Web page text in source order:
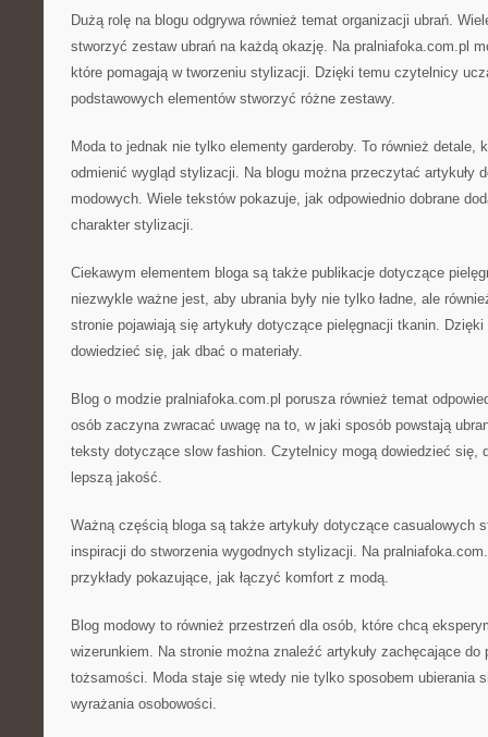
Dużą rolę na blogu odgrywa również temat organizacji ubrań.
stworzyć zestaw ubrań na każdą okazję. Na pralniafoka.com.pl
które pomagają w tworzeniu stylizacji. Dzięki temu czytelnicy
podstawowych elementów stworzyć różne zestawy.
Moda to jednak nie tylko elementy garderoby. To również detale,
odmienić wygląd stylizacji. Na blogu można przeczytać artykuły
modowych. Wiele tekstów pokazuje, jak odpowiednio dobrane
charakter stylizacji.
Ciekawym elementem bloga są także publikacje dotyczące
niezwykle ważne jest, aby ubrania były nie tylko ładne, ale
stronie pojawiają się artykuły dotyczące pielęgnacji tkanin.
dowiedzieć się, jak dbać o materiały.
Blog o modzie pralniafoka.com.pl porusza również temat
osób zaczyna zwracać uwagę na to, w jaki sposób powstają
teksty dotyczące slow fashion. Czytelnicy mogą dowiedzieć się,
lepszą jakość.
Ważną częścią bloga są także artykuły dotyczące casualowych
inspiracji do stworzenia wygodnych stylizacji. Na
przykłady pokazujące, jak łączyć komfort z modą.
Blog modowy to również przestrzeń dla osób, które chcą
wizerunkiem. Na stronie można znaleźć artykuły zachęcające do
tożsamości. Moda staje się wtedy nie tylko sposobem ubierania
wyrażania osobowości.